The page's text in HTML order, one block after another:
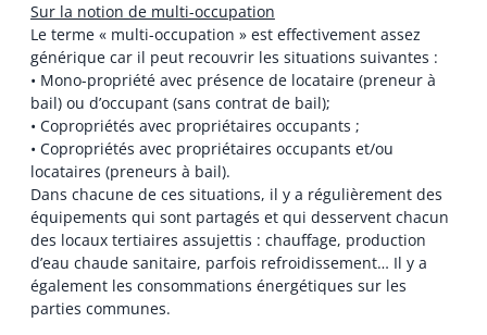
Sur la notion de multi-occupation
Le terme « multi-occupation » est effectivement assez
générique car il peut recouvrir les situations suivantes :
• Mono-propriété avec présence de locataire (preneur à
bail) ou d’occupant (sans contrat de bail);
• Copropriétés avec propriétaires occupants ;
• Copropriétés avec propriétaires occupants et/ou
locataires (preneurs à bail).
Dans chacune de ces situations, il y a régulièrement des
équipements qui sont partagés et qui desservent chacun
des locaux tertiaires assujettis : chauffage, production
d’eau chaude sanitaire, parfois refroidissement… Il y a
également les consommations énergétiques sur les
parties communes.